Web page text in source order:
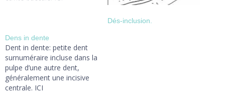
Dés-inclusion.
Dens in dente
Dent in dente: petite dent
surnuméraire incluse dans la
pulpe d’une autre dent,
généralement une incisive
centrale. ICI